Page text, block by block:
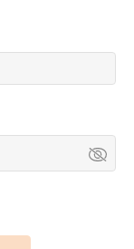
全ての作品をみる
全ての作品をみる